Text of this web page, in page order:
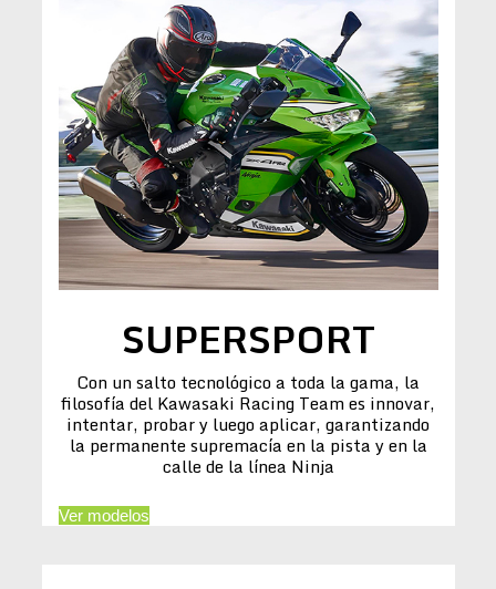
SUPERSPORT
Con un salto tecnológico a toda la gama, la
filosofía del Kawasaki Racing Team es innovar,
intentar, probar y luego aplicar, garantizando
la permanente supremacía en la pista y en la
calle de la línea Ninja
Ver modelos